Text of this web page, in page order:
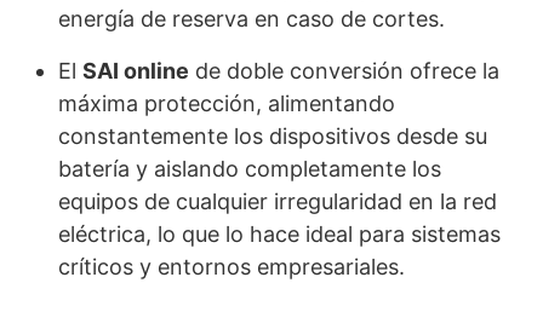
energía de reserva en caso de cortes.
El SAI online de doble conversión ofrece la
máxima protección, alimentando
constantemente los dispositivos desde su
batería y aislando completamente los
equipos de cualquier irregularidad en la red
eléctrica, lo que lo hace ideal para sistemas
críticos y entornos empresariales.